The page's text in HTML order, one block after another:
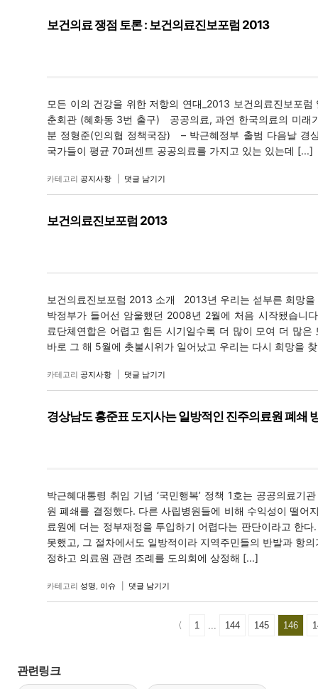
보건의료 쟁점 토론 : 보건의료진보포럼 2013
모든 이의 건강을 위한 저항의 연대_2013 보건의료진보포
춘회관 (혜화동 3번 출구) 공공의료, 과연 한국의료의 미래
분 정형준(인의협 정책국장) – 박근혜정부 출범 다음날 경
국가들이 평균 70퍼센트 공공의료를 가지고 있는 있는데 [...]
카테고리 공지사항 댓글 남기기
보건의료진보포럼 2013
보건의료진보포럼 2013 소개 2013년 우리는 섣부른 희망
박정부가 들어선 암울했던 2008년 2월에 처음 시작됐습니
료단체연합은 어렵고 힘든 시기일수록 더 많이 모여 더 많
바로 그 해 5월에 촛불시위가 일어났고 우리는 다시 희망을
카테고리 공지사항 댓글 남기기
경상남도 홍준표 도지사는 일방적인 진주의료원 폐쇄
박근혜대통령 취임 기념 ‘국민행복’ 정책 1호는 공공의료
원 폐쇄를 결정했다. 다른 사립병원들에 비해 수익성이 떨어
료원에 더는 정부재정을 투입하기 어렵다는 판단이라고 한
못했고, 그 절차에서도 일방적이라 지역주민들의 반발과 항
정하고 의료원 관련 조례를 도의회에 상정해 [...]
카테고리 성명 이슈 댓글 남기기
〈 1 144 145 146
관련링크